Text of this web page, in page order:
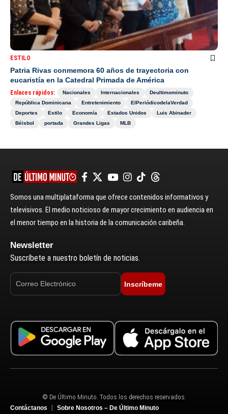
ESTILO
Patria Rivas conmemora 60 años de trayectoria con
eucaristía en la Catedral Primada de América
Enlaces rápidos: Nacionales Internacionales
Deultimominuto
República Dominicana
Entretenimiento
ElPeriódicodelaVerdad
Deportes
Estilo Economía Estados Unidos
Luis Abinader
Béisbol
portada Grandes Ligas MLB
Somos una multiplataforma que ofrece contenidos informativos y
televisivos. El medio noticioso de mayor crecimiento en audiencia en
el menor tiempo en la historia de la comunicación caribeña.
Newsletter
Suscríbete a nuestro boletín de noticias.
Inscríbeme
© De Último Minuto. Todos los derechos reservados.
Contáctanos
Sobre Nosotros – De Último Minuto